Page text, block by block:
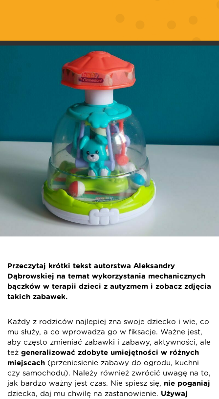
Przeczytaj krótki tekst autorstwa Aleksandry
Dąbrowskiej na temat wykorzystania mechanicznych
bączków w terapii dzieci z autyzmem i zobacz zdjęcia
takich zabawek.
Każdy z rodziców najlepiej zna swoje dziecko i wie, co
mu służy, a co wprowadza go w fiksacje. Ważne jest,
aby często zmieniać zabawki i zabawy, aktywności, ale
też generalizować zdobyte umiejętności w różnych
miejscach (przeniesienie zabawy do ogrodu, kuchni
czy samochodu). Należy również zwrócić uwagę na to,
jak bardzo ważny jest czas. Nie spiesz się, nie poganiaj
dziecka, daj mu chwilę na zastanowienie. Używaj